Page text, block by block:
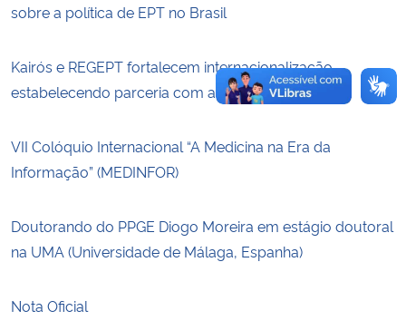
Planalto
sobre a política de EPT no Brasil
Kairós e REGEPT fortalecem internacionalização,
estabelecendo parceria com a Rede Bioma Pampa
VII Colóquio Internacional “A Medicina na Era da
Informação” (MEDINFOR)
Doutorando do PPGE Diogo Moreira em estágio doutoral
na UMA (Universidade de Málaga, Espanha)
Nota Oficial